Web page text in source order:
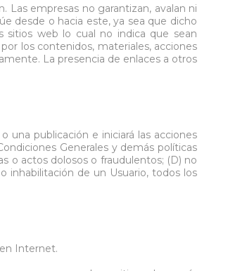
Las empresas no garantizan, avalan ni
desde o hacia este, ya sea que dicho
sitios web lo cual no indica que sean
los contenidos, materiales, acciones
La presencia de enlaces a otros
una publicación e iniciará las acciones
Generales y demás políticas
o actos dolosos o fraudulentos; (D) no
inhabilitación de un Usuario, todos los
Internet.